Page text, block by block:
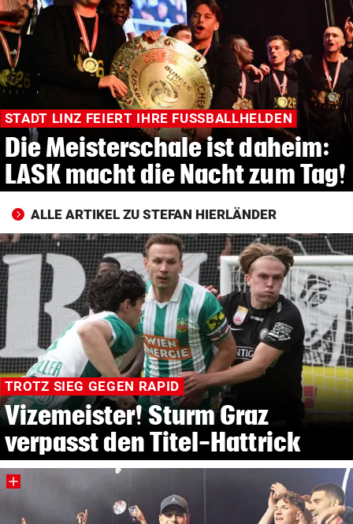
© Krone Multimedia GmbH & Co KG 2026
Muthgasse 2, 1190 Wien
STADT LINZ FEIERT IHRE FUSSBALLHELDEN
Die Meisterschale ist daheim:
LASK macht die Nacht zum Tag!
ALLE ARTIKEL ZU STEFAN HIERLÄNDER
TROTZ SIEG GEGEN RAPID
Vizemeister! Sturm Graz
verpasst den Titel-Hattrick